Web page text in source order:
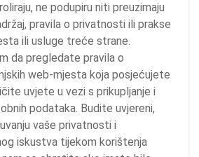
ne podupiru niti preuzimaju
pravila o privatnosti ili prakse
ili usluge treće strane.
da pregledate pravila o
web-mjesta koja posjećujete
uvjete u vezi s prikupljanje i
podataka. Budite uvjereni,
vaše privatnosti i
iskustva tijekom korištenja